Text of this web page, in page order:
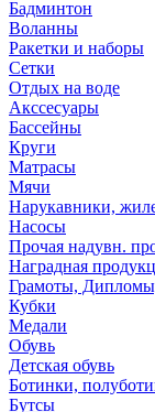
Бадминтон
Воланны
Ракетки и наборы
Сетки
Отдых на воде
Акссесуары
Бассейны
Круги
Матрасы
Мячи
Нарукавники,
Насосы
Прочая надувн.
Наградная
Грамоты,
Кубки
Медали
Обувь
Детская обувь
Ботинки,
Бутсы